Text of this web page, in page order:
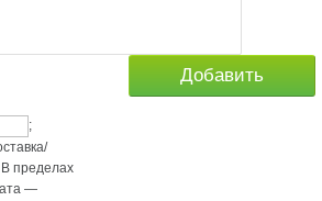
;
В пределах
—
Добавить